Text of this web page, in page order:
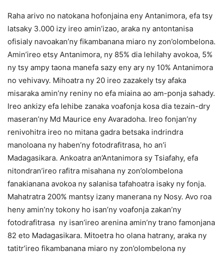
Raha arivo no natokana hofonjaina eny Antanimora, efa tsy
latsaky 3.000 izy ireo amin’izao, araka ny antontanisa
ofisialy navoakan’ny fikambanana miaro ny zon’olombelona.
Amin’ireo etsy Antanimora, ny 85% dia lehilahy avokoa, 5%
ny tsy ampy taona manefa sazy eny ary ny 10% Antanimora
no vehivavy. Mihoatra ny 20 ireo zazakely tsy afaka
misaraka amin’ny reniny no efa miaina ao am-ponja sahady.
Ireo ankizy efa lehibe zanaka voafonja kosa dia tezain-dry
maseran’ny Md Maurice eny Avaradoha. Ireo fonjan’ny
renivohitra ireo no mitana gadra betsaka indrindra
manoloana ny haben’ny fotodrafitrasa, ho an’i
Madagasikara. Ankoatra an’Antanimora sy Tsiafahy, efa
nitondran’ireo rafitra misahana ny zon’olombelona
fanakianana avokoa ny salanisa tafahoatra isaky ny fonja.
Mahatratra 200% mantsy izany manerana ny Nosy. Avo roa
heny amin’ny tokony ho isan’ny voafonja zakan’ny
fotodrafitrasa ny isan’ireo arenina amin’ny trano famonjana
82 eto Madagasikara. Mitoetra ho olana hatrany, araka ny
tatitr’ireo fikambanana miaro ny zon’olombelona ny